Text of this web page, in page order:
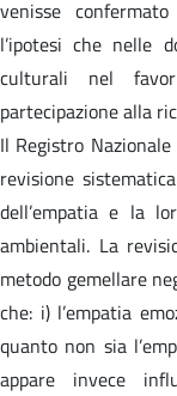
venisse
l’ipotesi che nelle
culturali nel
partecipazione alla
Il Registro
revisione
dell’empatia e la
ambientali. La
metodo gemellare
che: i) l’empatia
quanto non sia
appare invece